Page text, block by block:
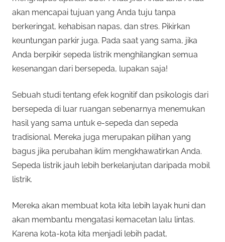
akan mencapai tujuan yang Anda tuju tanpa
berkeringat, kehabisan napas, dan stres. Pikirkan
keuntungan parkir juga. Pada saat yang sama, jika
Anda berpikir sepeda listrik menghilangkan semua
kesenangan dari bersepeda, lupakan saja!
Sebuah studi tentang efek kognitif dan psikologis dari
bersepeda di luar ruangan sebenarnya menemukan
hasil yang sama untuk e-sepeda dan sepeda
tradisional. Mereka juga merupakan pilihan yang
bagus jika perubahan iklim mengkhawatirkan Anda.
Sepeda listrik jauh lebih berkelanjutan daripada mobil
listrik.
Mereka akan membuat kota kita lebih layak huni dan
akan membantu mengatasi kemacetan lalu lintas.
Karena kota-kota kita menjadi lebih padat,